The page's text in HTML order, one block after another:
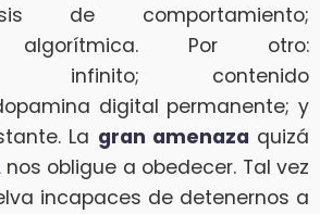
de comportamiento;
algorítmica. Por otro:
infinito; contenido
digital permanente; y
La gran amenaza quizá
nos obligue a obedecer. Tal vez
incapaces de detenernos a